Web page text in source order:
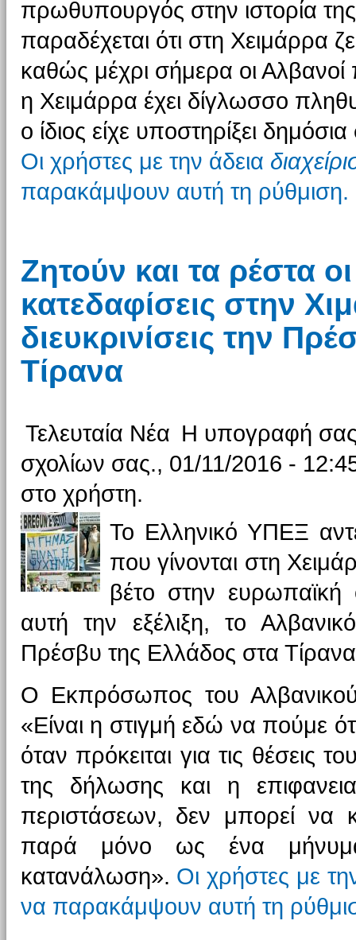
πρωθυπουργός στην ιστορία
παραδέχεται ότι στη Χειμάρρα
καθώς μέχρι σήμερα οι
η Χειμάρρα έχει δίγλωσσο
ο ίδιος είχε υποστηρίξει
Οι χρήστες με την άδεια
παρακάμψουν αυτή τη ρύθμιση.
Ζητούν και τα ρέστα
κατεδαφίσεις στην
διευκρινίσεις την
Τίρανα
Τελευταία Νέα Η υπογραφή σας
σχολίων σας., 01/11/2016 -
στο χρήστη.
Το Ελληνικό ΥΠΕΞ
που γίνονται στη
βέτο στην
αυτή την εξέλιξη, το
Πρέσβυ της Ελλάδος στα
O Εκπρόσωπος του Αλβανικού
«Είναι η στιγμή εδώ να πούμε
όταν πρόκειται για τις θέσεις
της δήλωσης και η
περιστάσεων, δεν μπορεί να
παρά μόνο ως ένα μήνυμα
κατανάλωση». Οι χρήστες με
να παρακάμψουν αυτή τη